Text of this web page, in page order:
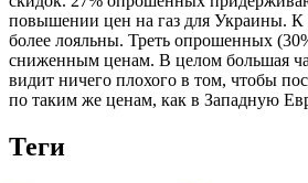
повышении цен на газ для Украины. К
более лояльны. Треть опрошенных
сниженным ценам. В целом большая
видит ничего плохого в том, чтобы
по таким же ценам, как в Западную
Теги